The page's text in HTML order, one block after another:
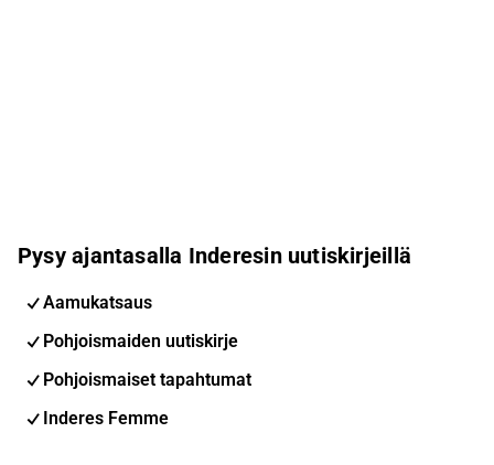
Pysy ajantasalla Inderesin uutiskirjeillä
Aamukatsaus
Pohjoismaiden uutiskirje
Pohjoismaiset tapahtumat
Inderes Femme